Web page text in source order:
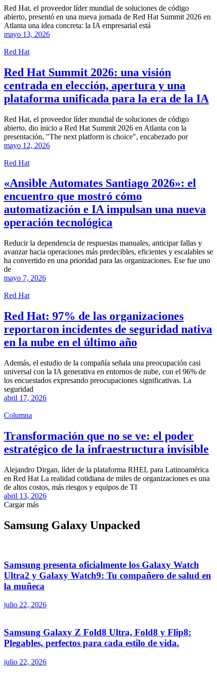
Red Hat, el proveedor líder mundial de soluciones de código
abierto, presentó en una nueva jornada de Red Hat Summit 2026 en
Atlanta una idea concreta: la IA empresarial está
mayo 13, 2026
Red Hat
Red Hat Summit 2026: una visión
centrada en elección, apertura y una
plataforma unificada para la era de la IA
Red Hat, el proveedor líder mundial de soluciones de código
abierto, dio inicio a Red Hat Summit 2026 en Atlanta con la
presentación, "The next platform is choice", encabezado por
mayo 12, 2026
Red Hat
«Ansible Automates Santiago 2026»: el
encuentro que mostró cómo
automatización e IA impulsan una nueva
operación tecnológica
Reducir la dependencia de respuestas manuales, anticipar fallas y
avanzar hacia operaciones más predecibles, eficientes y escalables se
ha convertido en una prioridad para las organizaciones. Ese fue uno
de
mayo 7, 2026
Red Hat
Red Hat: 97% de las organizaciones
reportaron incidentes de seguridad nativa
en la nube en el último año
Además, el estudio de la compañía señala una preocupación casi
universal con la IA generativa en entornos de nube, con el 96% de
los encuestados expresando preocupaciones significativas. La
seguridad
abril 17, 2026
Columna
Transformación que no se ve: el poder
estratégico de la infraestructura invisible
Alejandro Dirgan, líder de la plataforma RHEL para Latinoamérica
en Red Hat La realidad cotidiana de miles de organizaciones es una
de altos costos, más riesgos y equipos de TI
abril 13, 2026
Cargar más
Samsung Galaxy Unpacked
Samsung presenta oficialmente los Galaxy Watch
Ultra2 y Galaxy Watch9: Tu compañero de salud en
la muñeca
julio 22, 2026
Samsung Galaxy Z Fold8 Ultra, Fold8 y Flip8:
Plegables, perfectos para cada estilo de vida.
julio 22, 2026